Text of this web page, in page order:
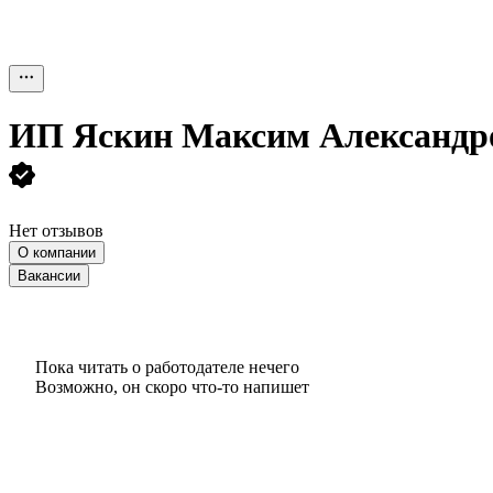
ИП Яскин Максим
Нет отзывов
О компании
Вакансии
Пока читать о работодателе нечего
Возможно, он скоро что‑то напишет